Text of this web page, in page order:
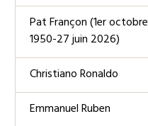
Pat Françon (1er octobre
1950-27 juin 2026)
Christiano Ronaldo
Emmanuel Ruben